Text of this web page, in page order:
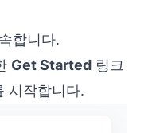
합니다.
Get Started 링크
시작합니다.